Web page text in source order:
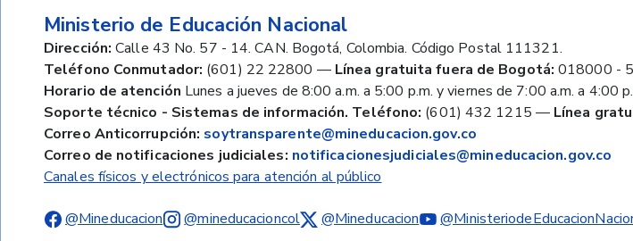
Ministerio de Educación Nacional
Dirección: Calle 43 No. 57 - 14. CAN. Bogotá, Colombia. Código Postal 111321.
Teléfono Conmutador: (601) 22 22800 — Línea gratuita fuera de Bogotá: 018000 -
Horario de atención Lunes a jueves de 8:00 a.m. a 5:00 p.m. y viernes de 7:00 a.m. a 4:00
Soporte técnico - Sistemas de información. Teléfono: (601) 432 1215 — Línea
Correo Anticorrupción: soytransparente@mineducacion.gov.co
Correo de notificaciones judiciales: notificacionesjudiciales@mineducacion.gov.co
Canales físicos y electrónicos para atención al público
@Mineducacion @mineducacioncol @Mineducacion